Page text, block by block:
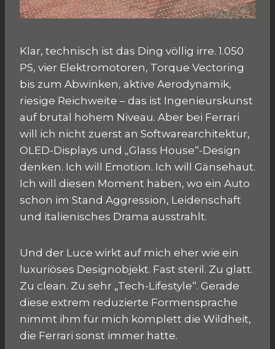
Klar, technisch ist das Ding völlig irre. 1.050
PS, vier Elektromotoren, Torque Vectoring
bis zum Abwinken, aktive Aerodynamik,
riesige Reichweite – das ist Ingenieurskunst
auf brutal hohem Niveau. Aber bei Ferrari
will ich nicht zuerst an Softwarearchitektur,
OLED-Displays und „Glass House“-Design
denken. Ich will Emotion. Ich will Gänsehaut.
Ich will diesen Moment haben, wo ein Auto
schon im Stand Aggression, Leidenschaft
und italienisches Drama ausstrahlt.
Und der Luce wirkt auf mich eher wie ein
luxuriöses Designobjekt. Fast steril. Zu glatt.
Zu clean. Zu sehr „Tech-Lifestyle“. Gerade
diese extrem reduzierte Formensprache
nimmt ihm für mich komplett die Wildheit,
die Ferrari sonst immer hatte.